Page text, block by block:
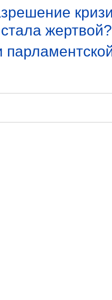
жертвой?